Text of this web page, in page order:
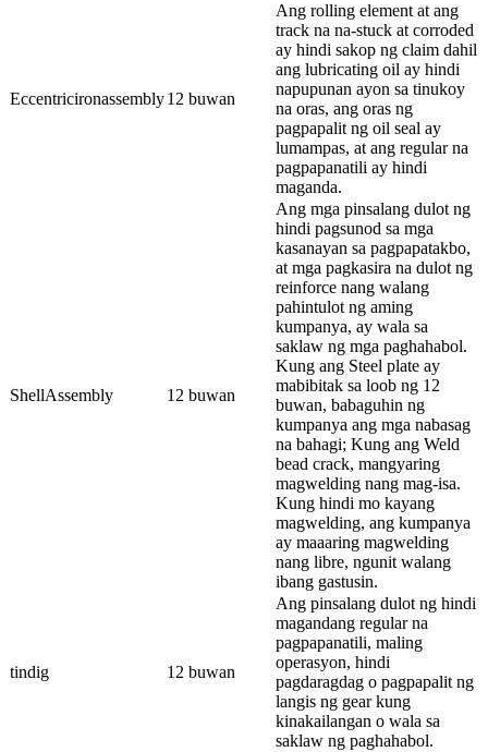
Eccentricironassembly12 buwan
Ang rolling element at ang
track na na-stuck at corroded
ay hindi sakop ng claim dahil
ang lubricating oil ay hindi
napupunan ayon sa tinukoy
na oras, ang oras ng
pagpapalit ng oil seal ay
lumampas, at ang regular na
pagpapanatili ay hindi
maganda.
ShellAssembly 12 buwan
Ang mga pinsalang dulot ng
hindi pagsunod sa mga
kasanayan sa pagpapatakbo,
at mga pagkasira na dulot ng
reinforce nang walang
pahintulot ng aming
kumpanya, ay wala sa
saklaw ng mga paghahabol.
Kung ang Steel plate ay
mabibitak sa loob ng 12
buwan, babaguhin ng
kumpanya ang mga nabasag
na bahagi; Kung ang Weld
bead crack, mangyaring
magwelding nang mag-isa.
Kung hindi mo kayang
magwelding, ang kumpanya
ay maaaring magwelding
nang libre, ngunit walang
ibang gastusin.
tindig 12 buwan
Ang pinsalang dulot ng hindi
magandang regular na
pagpapanatili, maling
operasyon, hindi
pagdaragdag o pagpapalit ng
langis ng gear kung
kinakailangan o wala sa
saklaw ng paghahabol.